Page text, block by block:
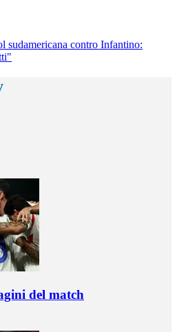
sudamericana contro Infantino:
del match